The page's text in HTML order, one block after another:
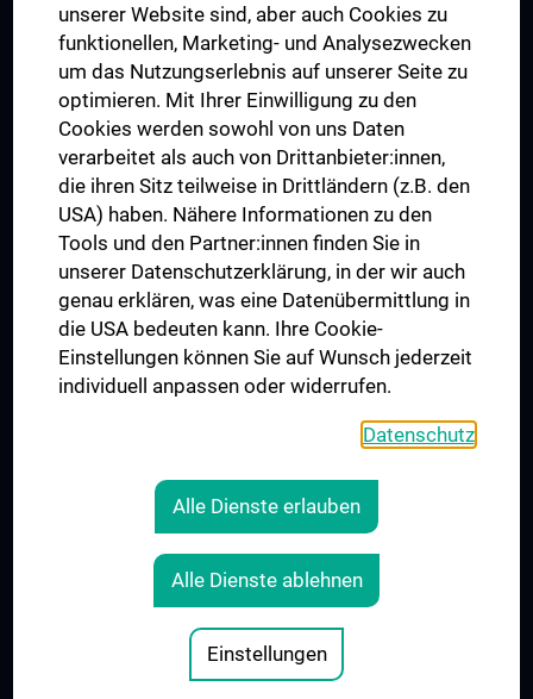
ÜBER UNS
Die Auftraggeber
Konsulenten
News
SERVICE
Siegerprojekt
Informationsveranstaltung
KONTAKT
COOKIE-EINSTELLUNGEN
© 2026 Medizinische Universität Wien
unserer Website sind, aber auch Cookies zu
funktionellen, Marketing- und Analysezwecken
um das Nutzungserlebnis auf unserer Seite zu
optimieren. Mit Ihrer Einwilligung zu den
Cookies werden sowohl von uns Daten
verarbeitet als auch von Drittanbieter:innen,
die ihren Sitz teilweise in Drittländern (z.B. den
USA) haben. Nähere Informationen zu den
Tools und den Partner:innen finden Sie in
unserer Datenschutzerklärung, in der wir auch
genau erklären, was eine Datenübermittlung in
die USA bedeuten kann. Ihre Cookie-
Einstellungen können Sie auf Wunsch jederzeit
individuell anpassen oder widerrufen.
Datenschutz
Alle Dienste erlauben
Alle Dienste ablehnen
Einstellungen